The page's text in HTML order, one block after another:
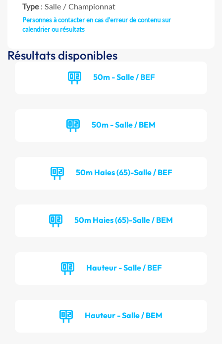
Type: Salle / Championnat
Personnes à contacter en cas d'erreur de contenu sur
calendrier ou résultats
Résultats disponibles
50m - Salle / BEF
50m - Salle / BEM
50m Haies (65)-Salle / BEF
50m Haies (65)-Salle / BEM
Hauteur - Salle / BEF
Hauteur - Salle / BEM